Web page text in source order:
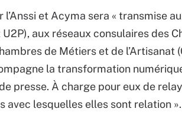
et Acyma sera « transmise
aux réseaux consulaires des
de Métiers et de l’Artisanat
la transformation
presse. À charge pour eux de
lesquelles elles sont relation ».